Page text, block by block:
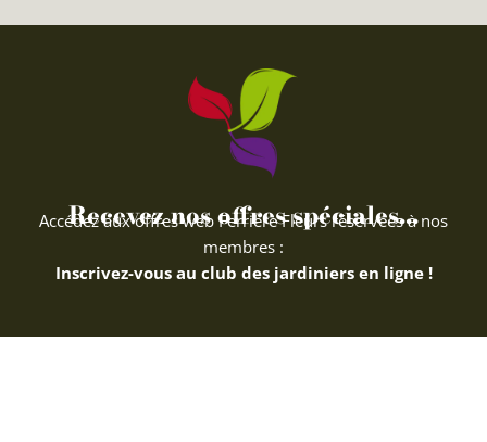
Recevez nos offres spéciales...
Accédez aux offres web Ferriere Fleurs réservées à nos
membres :
Inscrivez-vous au club des jardiniers en ligne !